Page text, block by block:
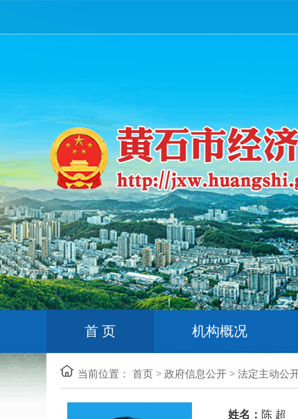
首 页 机构概况
当前位置： 首页 > 政府信息公开 > 法定主动公
姓名： 陈 超